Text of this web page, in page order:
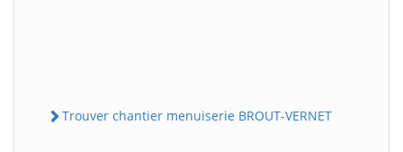
Trouver chantier menuiserie BROUT-VERNET